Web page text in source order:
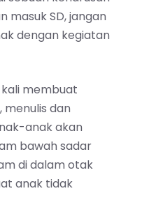
masuk SD, jangan
dengan kegiatan
membuat
dan
anak akan
bawah sadar
di dalam otak
anak tidak